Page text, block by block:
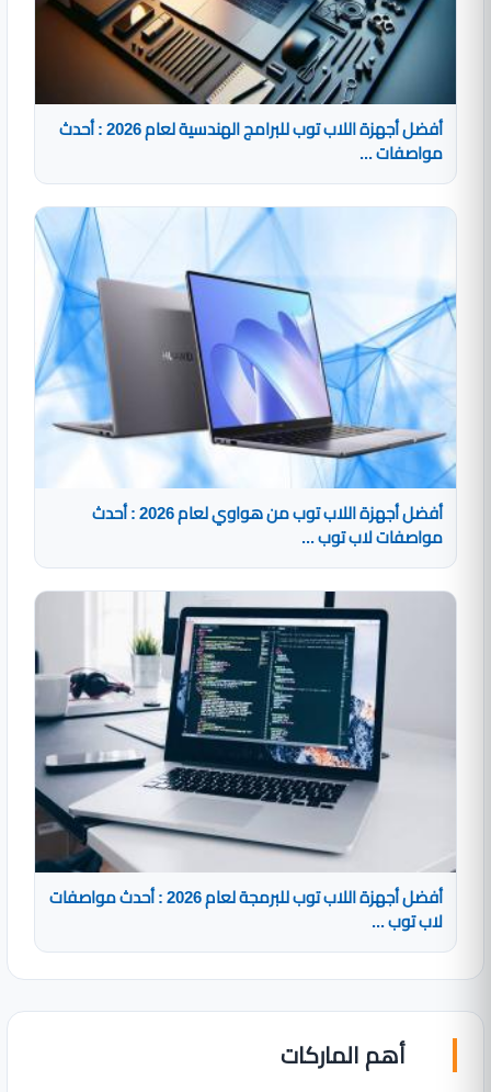
أفضل أجهزة اللاب توب للبرامج الهندسية لعام 2026 : أحدث
مواصفات ...
أفضل أجهزة اللاب توب من هواوي لعام 2026 : أحدث
مواصفات لاب توب ...
أفضل أجهزة اللاب توب للبرمجة لعام 2026 : أحدث مواصفات
لاب توب ...
أهم الماركات